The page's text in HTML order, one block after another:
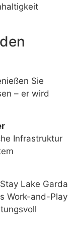
Sie
– er wird
Infrastruktur
Lake Garda
Work-and-Play